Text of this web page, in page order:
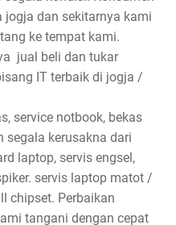
jogja dan sekitarnya kami
ke tempat kami.
jual beli dan tukar
IT terbaik di jogja /
service notbook, bekas
segala kerusakna dari
laptop, servis engsel,
servis laptop matot /
chipset. Perbaikan
tangani dengan cepat